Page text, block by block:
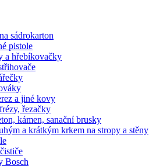
sádrokarton
pistole
a hřebíkovačky
a jiné kovy
řezačky
kámen, sanační brusky
a krátkým krkem na stropy a stěny
Bosch